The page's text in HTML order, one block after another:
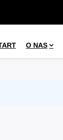
O NAS